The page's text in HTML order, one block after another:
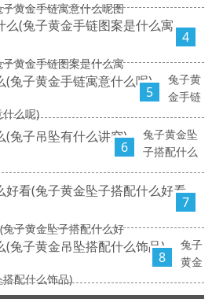
黄金手链寓意什么呢图
4
黄金手链图案是什么寓
5
兔子黄
金手链
么呢)
6
兔子黄金坠
子搭配什么
7
子黄金坠子搭配什么好
8
兔子
黄金
配什么饰品)